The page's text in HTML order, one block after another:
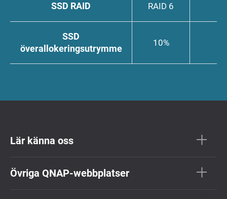
SSD RAID RAID 6
SSD
överallokeringsutrymme
10%
Lär känna oss
Övriga QNAP-webbplatser